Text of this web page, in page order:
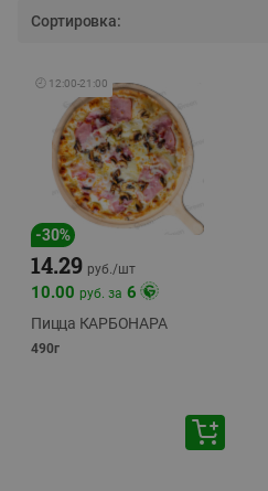
Сортировка:
🕘 12:00-21:00
-30%
14.29 руб./шт
10.00 руб. за 6
Пицца КАРБОНАРА
490г